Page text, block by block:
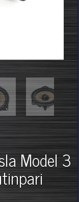
Model 3